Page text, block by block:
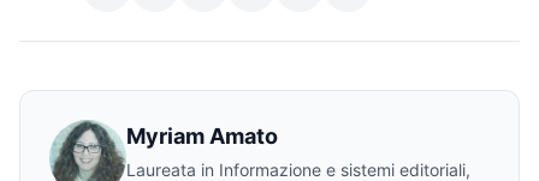
Myriam Amato
Laureata in Informazione e sistemi editoriali,